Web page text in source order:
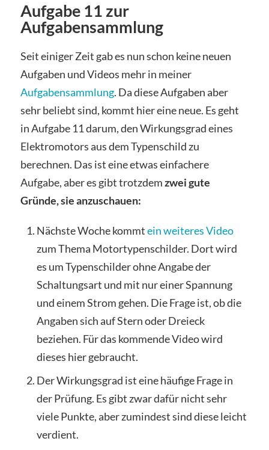
Aufgabe 11 zur
Aufgabensammlung
Seit einiger Zeit gab es nun schon keine neuen
Aufgaben und Videos mehr in meiner
Aufgabensammlung. Da diese Aufgaben aber
sehr beliebt sind, kommt hier eine neue. Es geht
in Aufgabe 11 darum, den Wirkungsgrad eines
Elektromotors aus dem Typenschild zu
berechnen. Das ist eine etwas einfachere
Aufgabe, aber es gibt trotzdemzwei gute
Gründe, sie anzuschauen:
Nächste Woche kommtein weiteres Video
zum Thema Motortypenschilder. Dort wird
es um Typenschilder ohne Angabe der
Schaltungsart und mit nur einer Spannung
und einem Strom gehen. Die Frage ist, ob die
Angaben sich auf Stern oder Dreieck
beziehen. Für das kommende Video wird
dieses hier gebraucht.
Der Wirkungsgrad ist eine häufige Frage in
der Prüfung. Es gibt zwar dafür nicht sehr
viele Punkte, aber zumindest sind diese leicht
verdient.